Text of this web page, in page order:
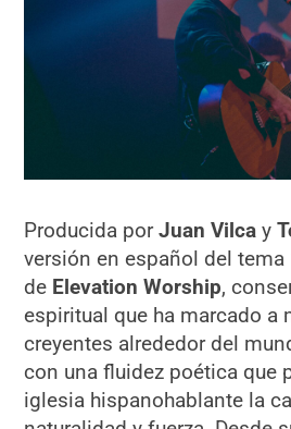
Producida porJuan Vilca y
versión en español del tema
de Elevation Worship,
espiritual que ha marcado a
creyentes alrededor del
con una fluidez poética que
iglesia hispanohablante la